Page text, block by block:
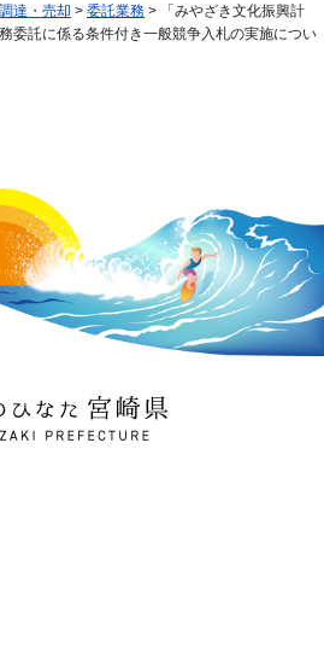
達・売却 > 委託業務 > 「みやざき文化振興計
委託に係る条件付き一般競争入札の実施につい
なた 宮崎県
PREFECTURE